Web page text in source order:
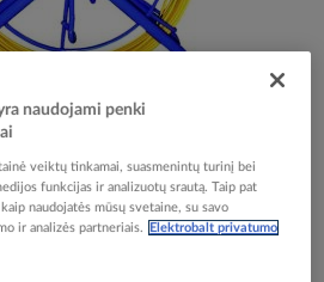
nuo pavaizduotos nuotraukoje
geltonas su rite PKES60 -
naudojami penki
veiktų tinkamai, suasmenintų turinį bei
funkcijas ir analizuotų srautą. Taip pat
naudojatės mūsų svetaine, su savo
ir analizės partneriais.
Elektrobalt privatumo